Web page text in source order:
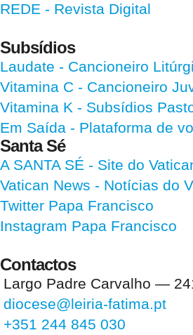
REDE - Revista Digital
Subsídios
Laudate - Cancioneiro
Vitamina C - Cancioneiro
Vitamina K - Subsídios
Em Saída - Plataforma de
Santa Sé
A SANTA SÉ - Site do
Vatican News - Notícias do
Twitter Papa Francisco
Instagram Papa Francisco
Contactos
Largo Padre Carvalho —
diocese@leiria-fatima.pt
+351 244 845 030